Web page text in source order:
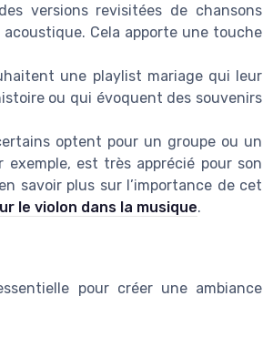
versions revisitées de chansons
Cela apporte une touche
une playlist mariage qui leur
ou qui évoquent des souvenirs
optent pour un groupe ou un
est très apprécié pour son
savoir plus sur l’importance de cet
le violon dans la musique.
pour créer une ambiance